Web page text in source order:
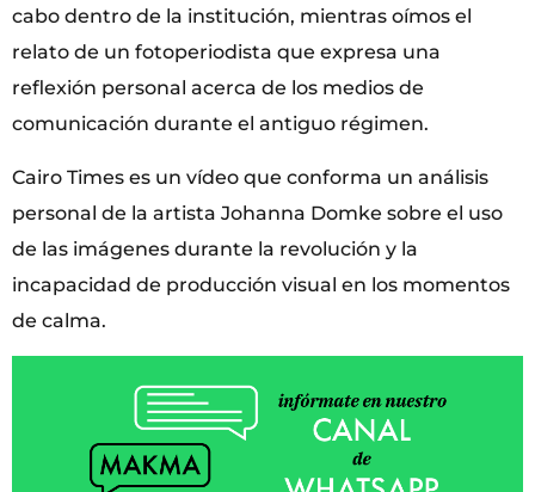
cabo dentro de la institución, mientras oímos el
relato de un fotoperiodista que expresa una
reflexión personal acerca de los medios de
comunicación durante el antiguo régimen.
Cairo Times es un vídeo que conforma un análisis
personal de la artista Johanna Domke sobre el uso
de las imágenes durante la revolución y la
incapacidad de producción visual en los momentos
de calma.